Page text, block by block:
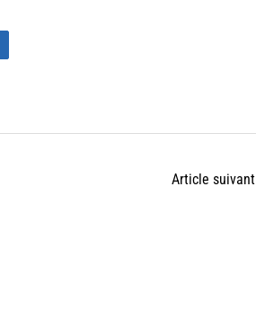
Article suivant